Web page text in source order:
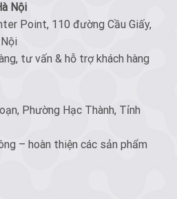
Nội
Point, 110 đường Cầu Giấy,
tư vấn & hỗ trợ khách hàng
Phường Hạc Thành, Tỉnh
– hoàn thiện các sản phẩm